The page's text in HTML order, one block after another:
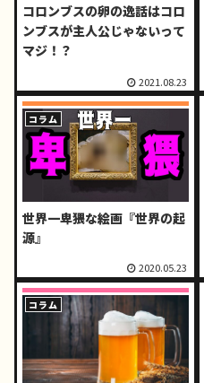
コロンブスの卵の逸話はコロ
ンブスが主人公じゃないって
マジ！？
2021.08.23
コラム
世界一卑猥な絵画『世界の起
源』
2020.05.23
コラム